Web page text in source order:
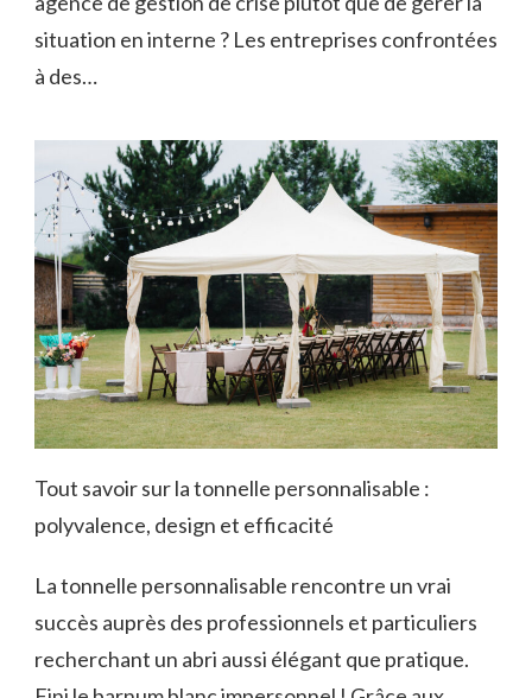
situation en interne ? Les entreprises confrontées
à des…
Tout savoir sur la tonnelle personnalisable :
polyvalence, design et efficacité
La tonnelle personnalisable rencontre un vrai
succès auprès des professionnels et particuliers
recherchant un abri aussi élégant que pratique.